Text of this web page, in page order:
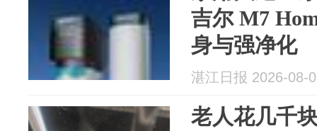
吉尔 M7
身与强净化
湛江日报 2026-08-
老人花几千